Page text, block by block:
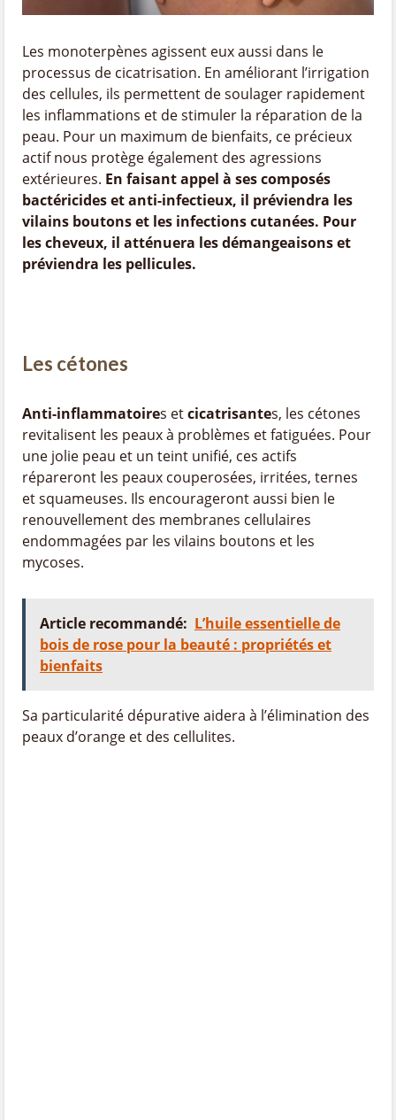
Les monoterpènes agissent eux aussi dans le
processus de cicatrisation. En améliorant l’irrigation
des cellules, ils permettent de soulager rapidement
les inflammations et de stimuler la réparation de la
peau. Pour un maximum de bienfaits, ce précieux
actif nous protège également des agressions
extérieures. En faisant appel à ses composés
bactéricides et anti-infectieux, il préviendra les
vilains boutons et les infections cutanées. Pour
les cheveux, il atténuera les démangeaisons et
préviendra les pellicules.
Les cétones
Anti-inflammatoires etcicatrisantes, les cétones
revitalisent les peaux à problèmes et fatiguées. Pour
une jolie peau et un teint unifié, ces actifs
répareront les peaux couperosées, irritées, ternes
et squameuses. Ils encourageront aussi bien le
renouvellement des membranes cellulaires
endommagées par les vilains boutons et les
mycoses.
Article recommandé: L’huile essentielle de
bois de rose pour la beauté : propriétés et
bienfaits
Sa particularité dépurative aidera à l’élimination des
peaux d’orange et des cellulites.